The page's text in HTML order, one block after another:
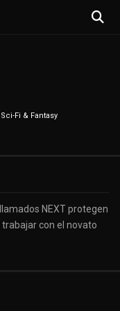
Sci-Fi & Fantasy
NEXT protegen
trabajar con el novato